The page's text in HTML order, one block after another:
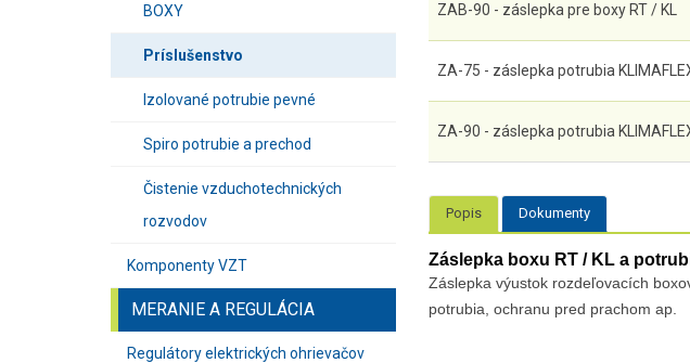
BOXY
Príslušenstvo
Izolované potrubie pevné
Spiro potrubie a prechod
Čistenie vzduchotechnických
rozvodov
Komponenty VZT
MERANIE A REGULÁCIA
Regulátory elektrických ohrievačov
ZAB-90 - záslepka pre boxy RT / KL
ZA-75 - záslepka potrubia
ZA-90 - záslepka potrubia
Popis Dokumenty
Záslepka boxu RT / KL a
Záslepka výustok rozdeľovacích
potrubia, ochranu pred prachom ap.